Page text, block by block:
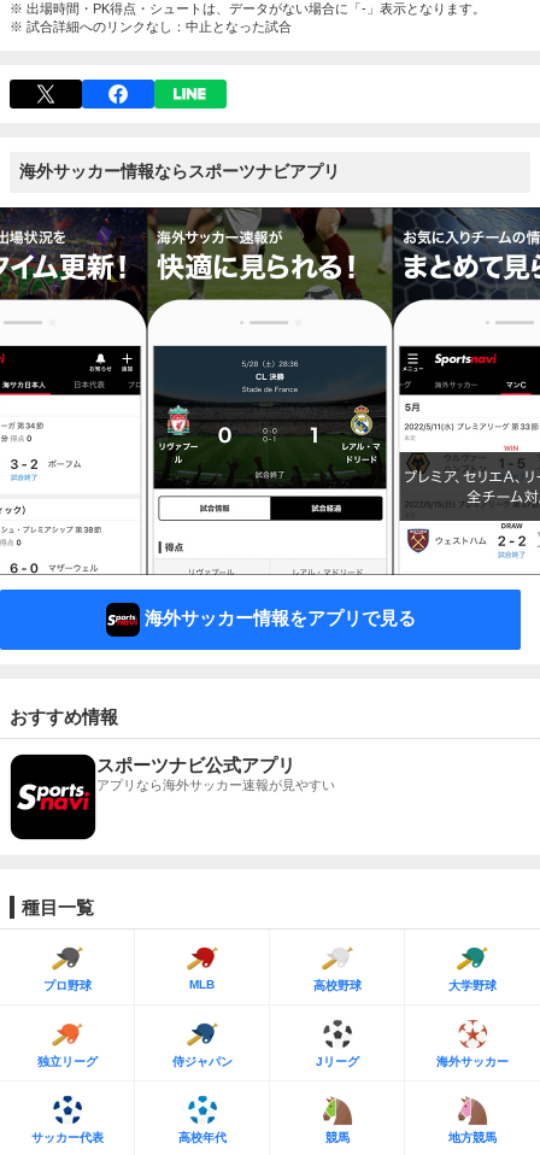
※ 出場時間・PK得点・シュートは、データがない場合に「-」表示となります。
※ 試合詳細へのリンクなし：中止となった試合
海外サッカー情報ならスポーツナビアプリ
海外サッカー情報をアプリで見る
おすすめ情報
スポーツナビ公式アプリ
アプリなら海外サッカー速報が見やすい
種目一覧
プロ野球 MLB 高校野球 大学野球
独立リーグ 侍ジャパン Jリーグ 海外サッカー
サッカー代表 高校年代 競馬 地方競馬